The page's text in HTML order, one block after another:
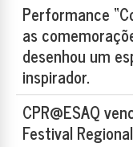
Performance
as
desenhou um
inspirador.
CPR@ESAQ
Festival